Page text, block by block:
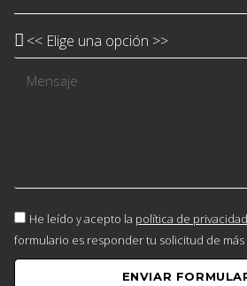
He leído y acepto la política de privacidad
formulario es responder tu solicitud de
ENVIAR